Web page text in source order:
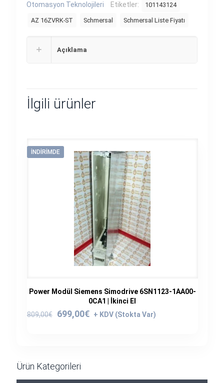
Otomasyon Teknolojileri
Etiketler: 101143124
AZ 16ZVRK-ST Schmersal Schmersal Liste Fiyatı
Açıklama
İlgili ürünler
İNDIRIMDE
Power Modül Siemens Simodrive 6SN1123-1AA00-
0CA1 | İkinci El
809,00€
Orijinal
699,00€
Şu
Ürün Kategorileri